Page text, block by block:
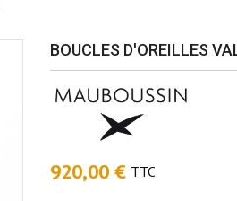
BOUCLES D'OREILLES
920,00 € TTC